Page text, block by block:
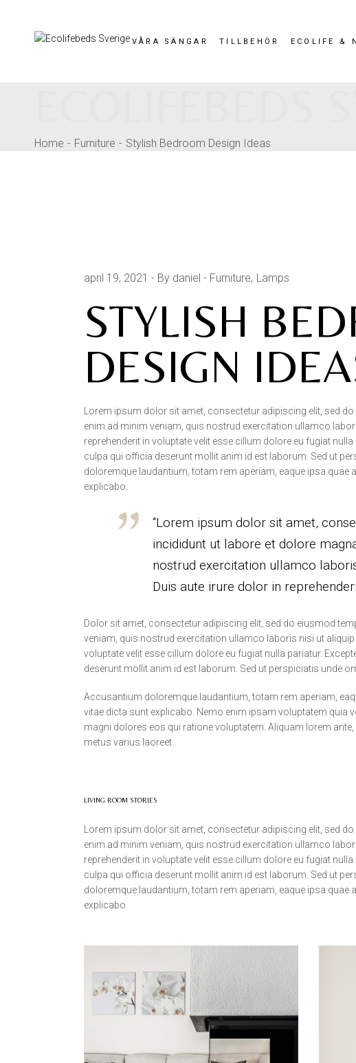
VÅRA SÄNGAR TILLBEHÖR ECOLIFE &
Home Furniture Stylish Bedroom Design Ideas
april 19, 2021 By daniel Furniture Lamps
STYLISH
DESIGN
Lorem ipsum dolor sit amet, consectetur adipiscing elit, sed
enim ad minim veniam, quis nostrud exercitation ullamco
reprehenderit in voluptate velit esse cillum dolore eu fugiat
culpa qui officia deserunt mollit anim id est laborum. Sed ut
doloremque laudantium, totam rem aperiam, eaque ipsa quae
explicabo.
“Lorem ipsum dolor sit amet,
incididunt ut labore et dolore
nostrud exercitation ullamco
Duis aute irure dolor in
Dolor sit amet, consectetur adipiscing elit, sed do eiusmod
veniam, quis nostrud exercitation ullamco laboris nisi ut
voluptate velit esse cillum dolore eu fugiat nulla pariatur.
deserunt mollit anim id est laborum. Sed ut perspiciatis unde
Accusantium doloremque laudantium, totam rem aperiam,
vitae dicta sunt explicabo. Nemo enim ipsam voluptatem
magni dolores eos qui ratione voluptatem. Aliquam lorem
metus varius laoreet.
LIVING ROOM STORIES
Lorem ipsum dolor sit amet, consectetur adipiscing elit, sed
enim ad minim veniam, quis nostrud exercitation ullamco
reprehenderit in voluptate velit esse cillum dolore eu fugiat
culpa qui officia deserunt mollit anim id est laborum. Sed ut
doloremque laudantium, totam rem aperiam, eaque ipsa quae
explicabo.